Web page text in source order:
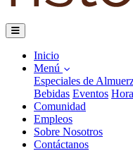
Inicio
Menú
Especiales de
Bebidas Eventos
Comunidad
Empleos
Sobre Nosotros
Contáctanos